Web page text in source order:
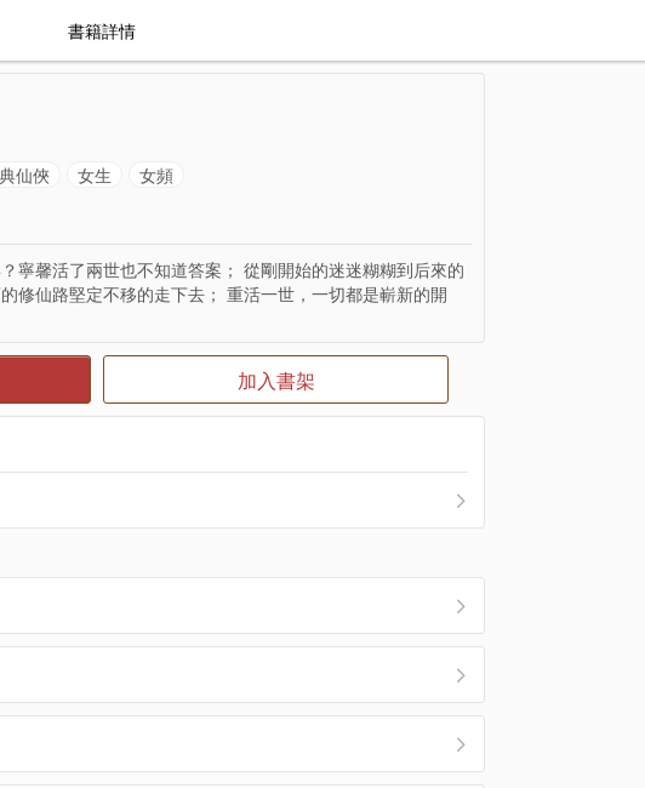
書籍詳情
仙俠 女生 女頻
寧馨活了兩世也不知道答案； 從剛開始的迷迷糊糊到后來的
修仙路堅定不移的走下去； 重活一世，一切都是嶄新的開
加入書架